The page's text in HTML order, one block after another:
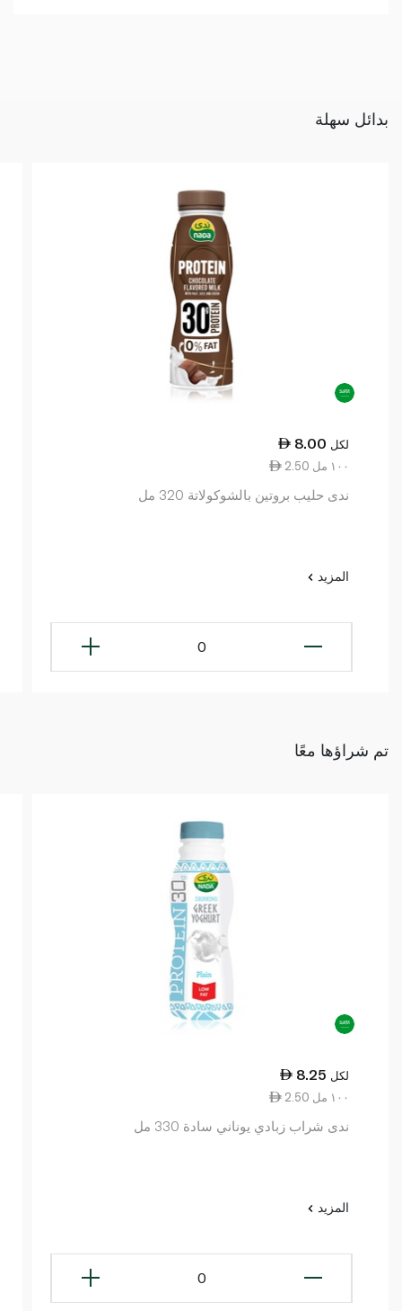
بدائل سهلة
8.00 لكل
2.50 ١٠٠ مل
ندى حليب بروتين بالشوكولاتة 320 مل
المزيد
0
تم شراؤها معًا
8.25 لكل
2.50 ١٠٠ مل
ندى شراب زبادي يوناني سادة 330 مل
المزيد
0